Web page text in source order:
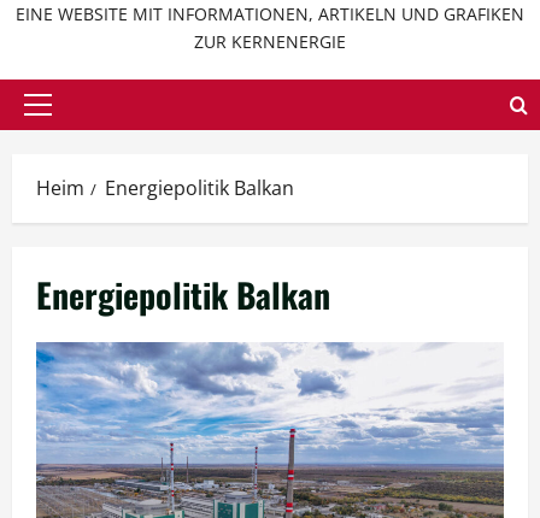
EINE WEBSITE MIT INFORMATIONEN, ARTIKELN UND GRAFIKEN
ZUR KERNENERGIE
Hauptmenü
Heim Energiepolitik Balkan
Energiepolitik Balkan